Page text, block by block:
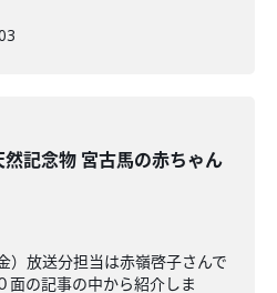
然記念物 宮古馬の赤ちゃん
）放送分担当は赤嶺啓子さんで
面の記事の中から紹介しま